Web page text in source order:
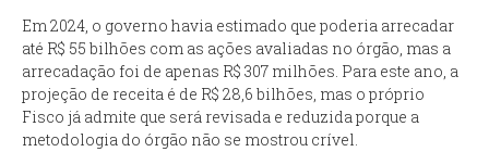
Em 2024, o governo havia estimado que poderia arrecadar
até R$ 55 bilhões com as ações avaliadas no órgão, mas a
arrecadação foi de apenas R$ 307 milhões. Para este ano, a
projeção de receita é de R$ 28,6 bilhões, mas o próprio
Fisco já admite que será revisada e reduzida porque a
metodologia do órgão não se mostrou crível.